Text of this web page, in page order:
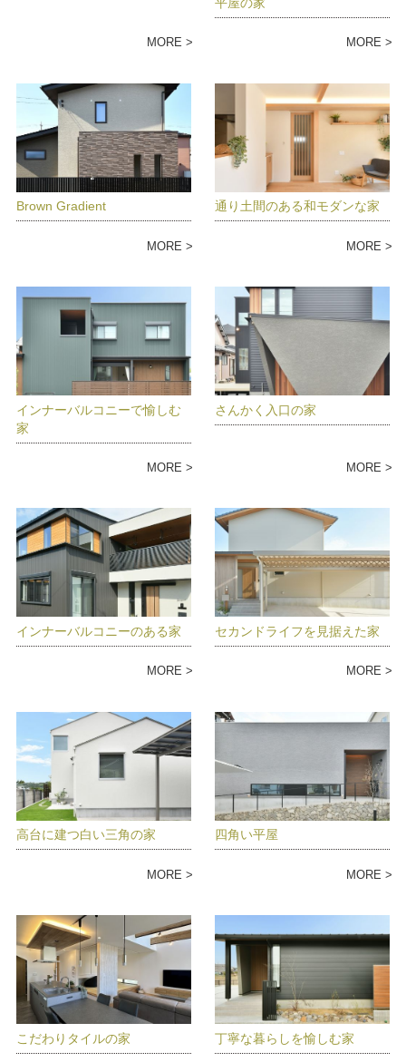
MORE MORE
Brown Gradient
MORE
通り土間のある和モダンな家
MORE
インナーバルコニーで愉しむ
家
MORE
さんかく入口の家
MORE
インナーバルコニーのある家
MORE
セカンドライフを見据えた家
MORE
高台に建つ白い三角の家
MORE
四角い平屋
MORE
こだわりタイルの家 丁寧な暮らしを愉しむ家